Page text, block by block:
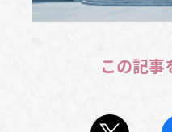
この記事